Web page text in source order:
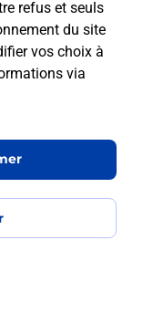
refus et seuls
du site
vos choix à
via